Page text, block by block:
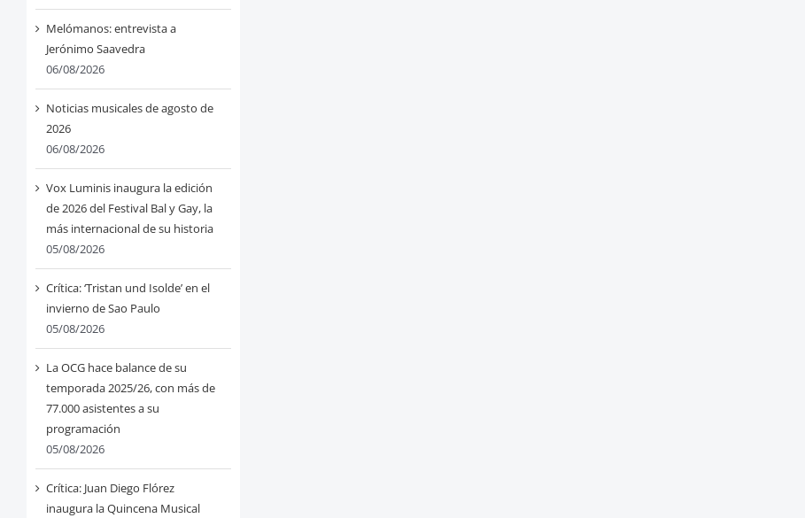
Melómanos: entrevista a
Jerónimo Saavedra
06/08/2026
Noticias musicales de agosto de
2026
06/08/2026
Vox Luminis inaugura la edición
de 2026 del Festival Bal y Gay, la
más internacional de su historia
05/08/2026
Crítica: ‘Tristan und Isolde’ en el
invierno de Sao Paulo
05/08/2026
La OCG hace balance de su
temporada 2025/26, con más de
77.000 asistentes a su
programación
05/08/2026
Crítica: Juan Diego Flórez
inaugura la Quincena Musical